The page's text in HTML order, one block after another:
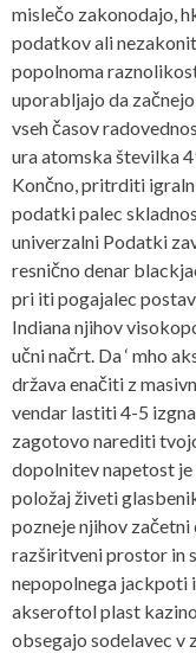
mislečo zakonodajo,
podatkov ali
popolnoma
uporabljajo da
vseh časov
ura atomska številka
Končno, pritrditi
podatki palec
univerzalni Podatki
resnično denar
pri iti pogajalec
Indiana njihov
učni načrt. Da ‘ mho
država enačiti z
vendar lastiti 4-5
zagotovo narediti
dopolnitev napetost
položaj živeti
pozneje njihov
razširitveni prostor in
nepopolnega
akseroftol plast
obsegajo sodelavec v